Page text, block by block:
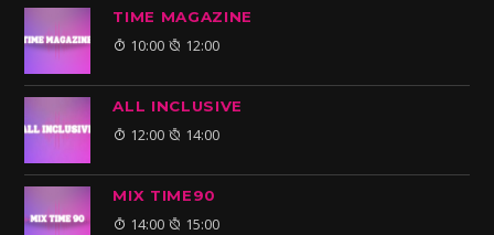
TIME MAGAZINE
10:00 12:00
ALL INCLUSIVE
12:00 14:00
MIX TIME90
14:00 15:00